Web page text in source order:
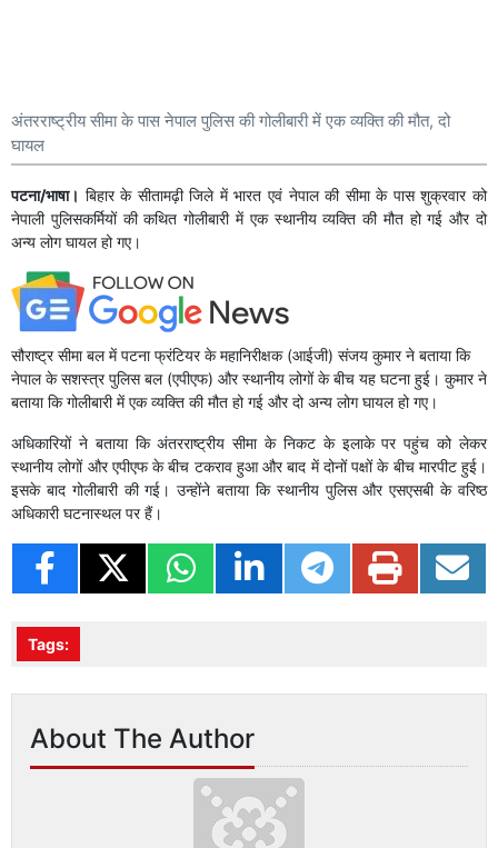
अंतरराष्ट्रीय सीमा के पास नेपाल पुलिस की गोलीबारी में एक व्यक्ति की मौत, दो
घायल
पटना/भाषा। बिहार के सीतामढ़ी जिले में भारत एवं नेपाल की सीमा के पास शुक्रवार को
नेपाली पुलिसकर्मियों की कथित गोलीबारी में एक स्थानीय व्यक्ति की मौत हो गई और दो
अन्य लोग घायल हो गए।
सौराष्ट्र सीमा बल में पटना फ्रंटियर के महानिरीक्षक (आईजी) संजय कुमार ने बताया कि
नेपाल के सशस्त्र पुलिस बल (एपीएफ) और स्थानीय लोगों के बीच यह घटना हुई। कुमार ने
बताया कि गोलीबारी में एक व्यक्ति की मौत हो गई और दो अन्य लोग घायल हो गए।
अधिकारियों ने बताया कि अंतरराष्ट्रीय सीमा के निकट के इलाके पर पहुंच को लेकर
स्थानीय लोगों और एपीएफ के बीच टकराव हुआ और बाद में दोनों पक्षों के बीच मारपीट हुई।
इसके बाद गोलीबारी की गई। उन्होंने बताया कि स्थानीय पुलिस और एसएसबी के वरिष्ठ
अधिकारी घटनास्थल पर हैं।
Tags:
About The Author